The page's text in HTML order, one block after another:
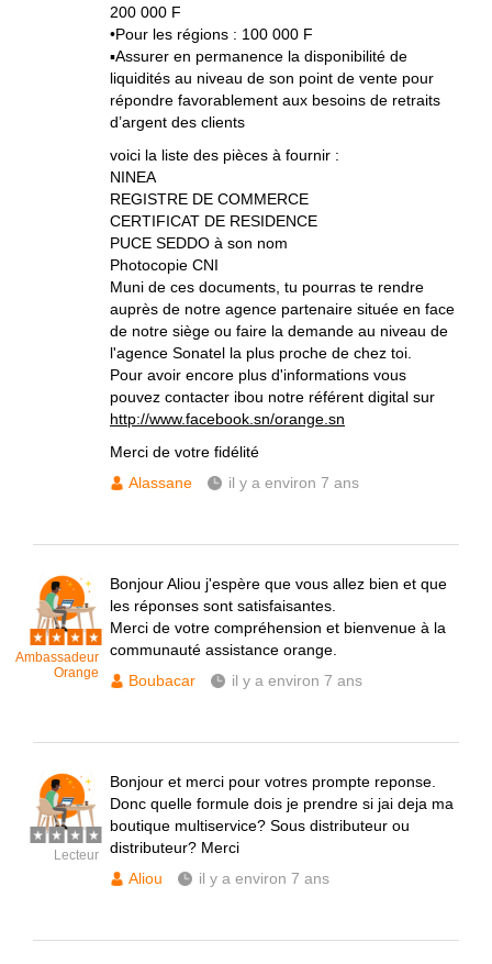
200 000 F
•Pour les régions : 100 000 F
▪Assurer en permanence la disponibilité de
liquidités au niveau de son point de vente pour
répondre favorablement aux besoins de retraits
d’argent des clients
voici la liste des pièces à fournir :
NINEA
REGISTRE DE COMMERCE
CERTIFICAT DE RESIDENCE
PUCE SEDDO à son nom
Photocopie CNI
Muni de ces documents, tu pourras te rendre
auprès de notre agence partenaire située en face
de notre siège ou faire la demande au niveau de
l'agence Sonatel la plus proche de chez toi.
Pour avoir encore plus d'informations vous
pouvez contacter ibou notre référent digital sur
http://www.facebook.sn/orange.sn
Merci de votre fidélité
Alassane
il y a environ 7 ans
Ambassadeur
Orange
Bonjour Aliou j'espère que vous allez bien et que
les réponses sont satisfaisantes.
Merci de votre compréhension et bienvenue à la
communauté assistance orange.
Boubacar
il y a environ 7 ans
Lecteur
Bonjour et merci pour votres prompte reponse.
Donc quelle formule dois je prendre si jai deja ma
boutique multiservice? Sous distributeur ou
distributeur? Merci
Aliou
il y a environ 7 ans